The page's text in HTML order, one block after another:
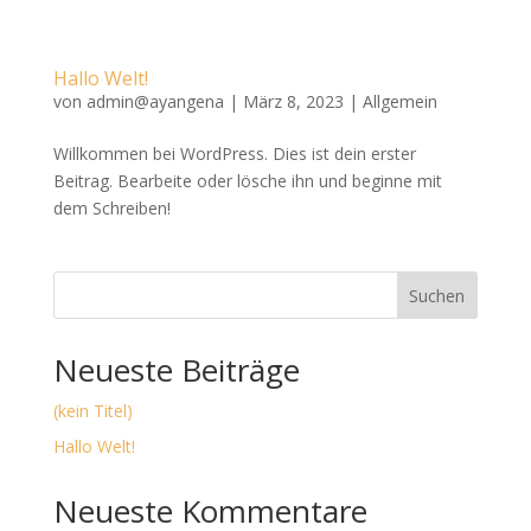
Hallo Welt!
von admin@ayangena | März 8, 2023 | Allgemein
Willkommen bei WordPress. Dies ist dein erster
Beitrag. Bearbeite oder lösche ihn und beginne mit
dem Schreiben!
Suchen
Neueste Beiträge
(kein Titel)
Hallo Welt!
Neueste Kommentare